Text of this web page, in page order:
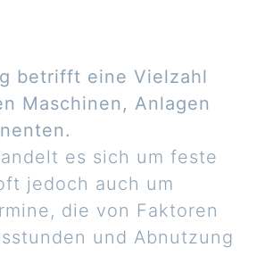
betrifft eine Vielzahl
Maschinen, Anlagen
es sich um feste
jedoch auch um
die von Faktoren
und Abnutzung